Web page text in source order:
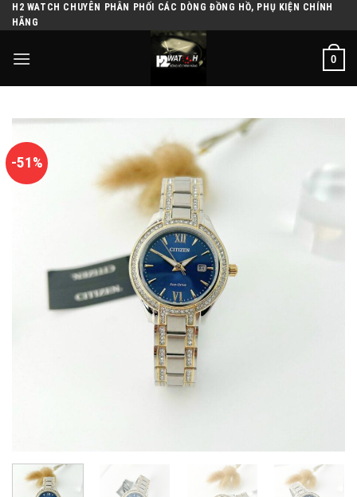
Skip
to
content
H2 WATCH CHUYÊN PHÂN PHỐI CÁC DÒNG ĐỒNG HỒ, PHỤ KIỆN CHÍNH
HÃNG
0
-51%